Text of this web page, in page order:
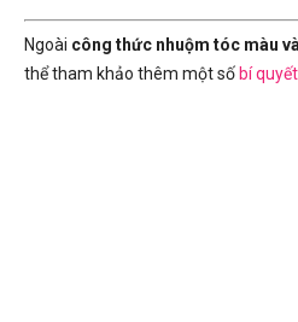
Ngoài công thức nhuộm tóc màu
thể tham khảo thêm một số bí